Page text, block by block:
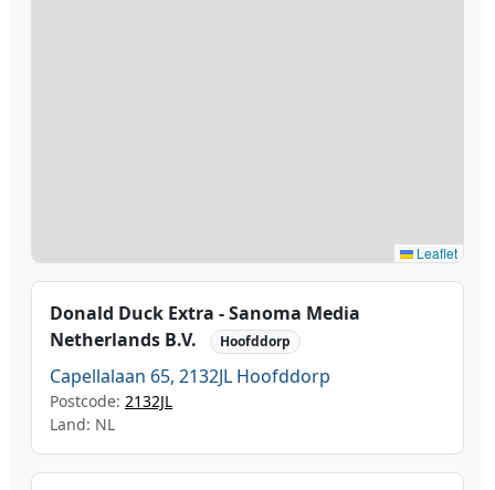
Leaflet
Donald Duck Extra - Sanoma Media
Netherlands B.V.
Hoofddorp
Capellalaan 65, 2132JL Hoofddorp
Postcode: 2132JL
Land: NL